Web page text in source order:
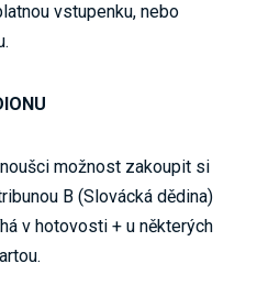
vstupenku, nebo
možnost zakoupit si
B (Slovácká dědina)
v hotovosti + u některých